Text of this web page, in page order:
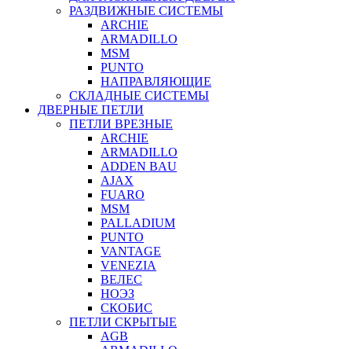
РАЗДВИЖНЫЕ СИСТЕМЫ
ARCHIE
ARMADILLO
MSM
PUNTO
НАПРАВЛЯЮЩИЕ
СКЛАДНЫЕ СИСТЕМЫ
ДВЕРНЫЕ ПЕТЛИ
ПЕТЛИ ВРЕЗНЫЕ
ARCHIE
ARMADILLO
ADDEN BAU
AJAX
FUARO
MSM
PALLADIUM
PUNTO
VANTAGE
VENEZIA
ВЕЛЕС
НОЭЗ
СКОБИС
ПЕТЛИ СКРЫТЫЕ
AGB